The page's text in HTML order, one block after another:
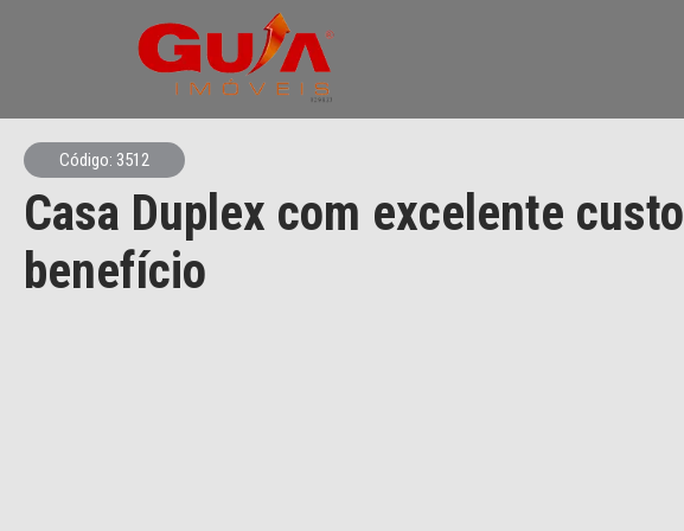
Código: 3512
Casa Duplex com excelente custo
benefício